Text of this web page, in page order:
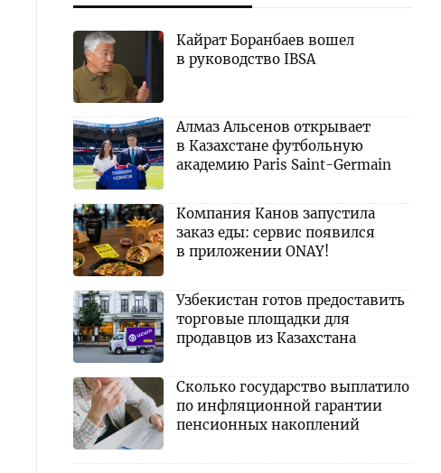
Кайрат Боранбаев вошел
в руководство IBSA
Алмаз Альсенов открывает
в Казахстане футбольную
академию Paris Saint-Germain
Компания Канов запустила
заказ еды: сервис появился
в приложении ONAY!
Узбекистан готов предоставить
торговые площадки для
продавцов из Казахстана
Сколько государство выплатило
по инфляционной гарантии
пенсионных накоплений